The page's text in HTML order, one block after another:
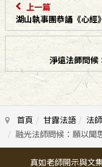
上一篇
湖山執事團恭誦《心經》
淨遠法師問候
首頁 甘露法語 法
融光法師問候：願以聞
真如老師開示與文